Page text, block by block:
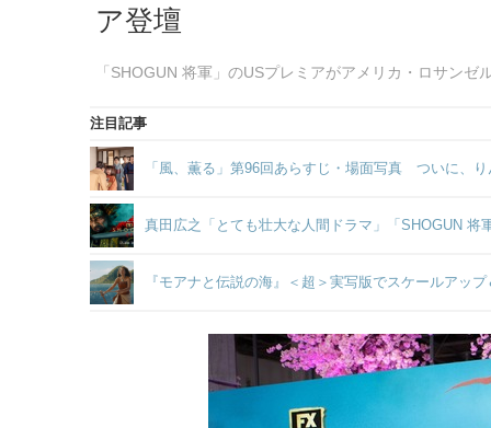
ア登壇
「SHOGUN 将軍」のUSプレミアがアメリカ・ロサンゼ
注目記事
「風、薫る」第96回あらすじ・場面写真 ついに、
真田広之「とても壮大な人間ドラマ」「SHOGUN 将
『モアナと伝説の海』＜超＞実写版でスケールアッ